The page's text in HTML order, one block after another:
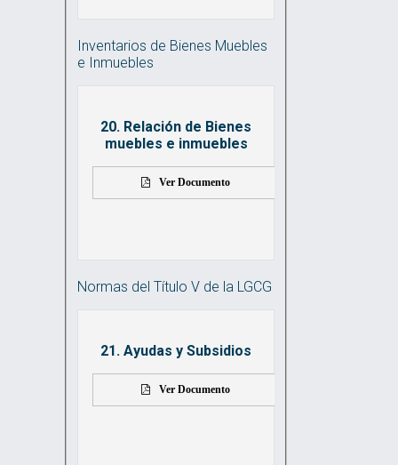
Inventarios de Bienes Muebles
e Inmuebles
20. Relación de Bienes
muebles e inmuebles
Ver Documento
Normas del Título V de la LGCG
21. Ayudas y Subsidios
Ver Documento